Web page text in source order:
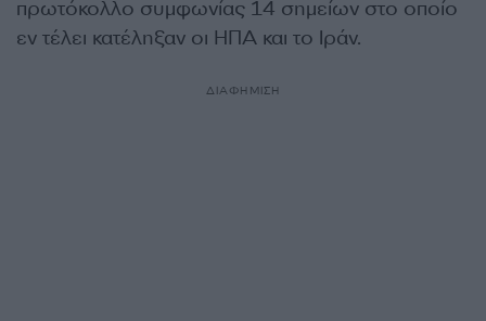
πρωτόκολλο συμφωνίας 14 σημείων στο οποίο
εν τέλει κατέληξαν οι ΗΠΑ και το Ιράν.
ΔΙΑΦΗΜΙΣΗ